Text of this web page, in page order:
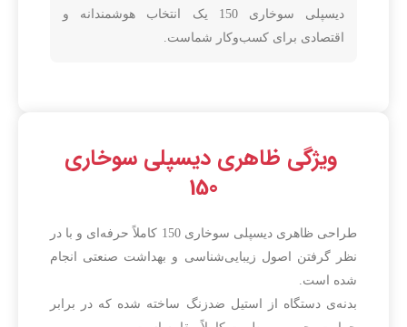
دیسپلی سوخاری 150 یک انتخاب هوشمندانه و
اقتصادی برای کسب‌وکار شماست.
ویژگی ظاهری دیسپلی سوخاری
150
طراحی ظاهری دیسپلی سوخاری 150 کاملاً حرفه‌ای و با در
نظر گرفتن اصول زیبایی‌شناسی و بهداشت صنعتی انجام
شده است.
بدنه‌ی دستگاه از استیل ضدزنگ ساخته شده که در برابر